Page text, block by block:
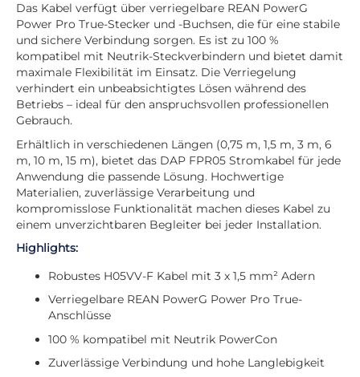
Das Kabel verfügt über verriegelbare REAN PowerG
Power Pro True-Stecker und -Buchsen, die für eine stabile
und sichere Verbindung sorgen. Es ist zu 100 %
kompatibel mit Neutrik-Steckverbindern und bietet damit
maximale Flexibilität im Einsatz. Die Verriegelung
verhindert ein unbeabsichtigtes Lösen während des
Betriebs – ideal für den anspruchsvollen professionellen
Gebrauch.
Erhältlich in verschiedenen Längen (0,75 m, 1,5 m, 3 m, 6
m, 10 m, 15 m), bietet das DAP FPR05 Stromkabel für jede
Anwendung die passende Lösung. Hochwertige
Materialien, zuverlässige Verarbeitung und
kompromisslose Funktionalität machen dieses Kabel zu
einem unverzichtbaren Begleiter bei jeder Installation.
Highlights:
Robustes H05VV-F Kabel mit 3 x 1,5 mm² Adern
Verriegelbare REAN PowerG Power Pro True-
Anschlüsse
100 % kompatibel mit Neutrik PowerCon
Zuverlässige Verbindung und hohe Langlebigkeit